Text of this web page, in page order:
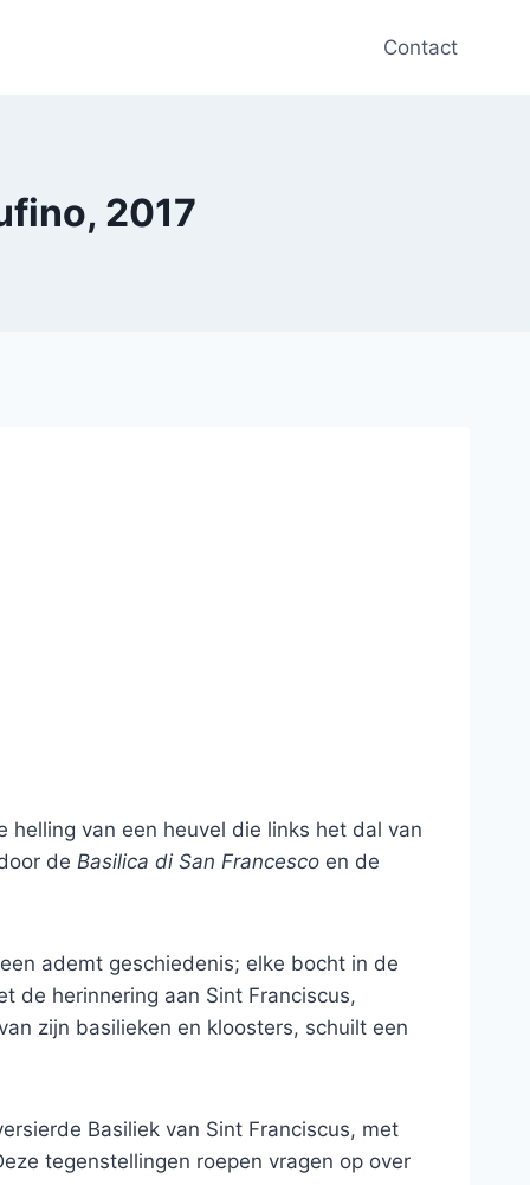
Contact
2017
van een heuvel die links het dal van
de Basilica di San Francesco en de
ademt geschiedenis; elke bocht in de
de herinnering aan Sint Franciscus,
zijn basilieken en kloosters, schuilt een
Basiliek van Sint Franciscus, met
tegenstellingen roepen vragen op over